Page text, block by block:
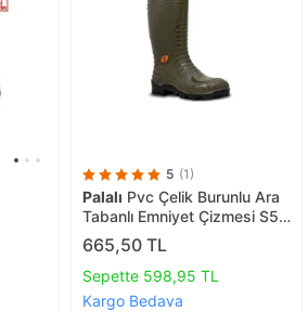
5 (1)
Palalı Pvc Çelik Burunlu Ara
Tabanlı Emniyet Çizmesi S5
47-48
665,50 TL
Sepette 598,95 TL
Kargo Bedava